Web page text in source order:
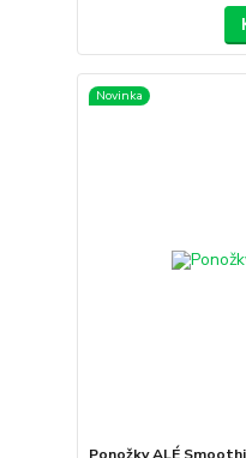
Novinka